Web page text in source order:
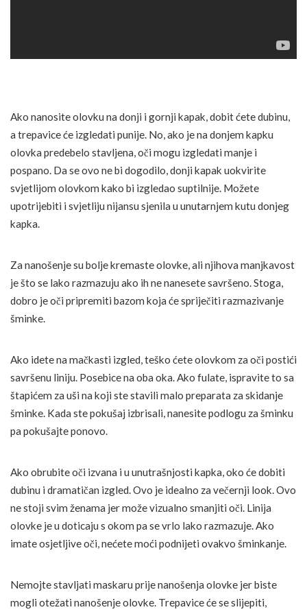
Ako nanosite olovku na donji i gornji kapak, dobit ćete dubinu,
a trepavice će izgledati punije. No, ako je na donjem kapku
olovka predebelo stavljena, oči mogu izgledati manje i
pospano. Da se ovo ne bi dogodilo, donji kapak uokvirite
svjetlijom olovkom kako bi izgledao suptilnije. Možete
upotrijebiti i svjetliju nijansu sjenila u unutarnjem kutu donjeg
kapka.
Za nanošenje su bolje kremaste olovke, ali njihova manjkavost
je što se lako razmazuju ako ih ne nanesete savršeno. Stoga,
dobro je oči pripremiti bazom koja će spriječiti razmazivanje
šminke.
Ako idete na mačkasti izgled, teško ćete olovkom za oči postići
savršenu liniju. Posebice na oba oka. Ako fulate, ispravite to sa
štapićem za uši na koji ste stavili malo preparata za skidanje
šminke. Kada ste pokušaj izbrisali, nanesite podlogu za šminku
pa pokušajte ponovo.
Ako obrubite oči izvana i u unutrašnjosti kapka, oko će dobiti
dubinu i dramatičan izgled. Ovo je idealno za večernji look. Ovo
ne stoji svim ženama jer može vizualno smanjiti oči. Linija
olovke je u doticaju s okom pa se vrlo lako razmazuje. Ako
imate osjetljive oči, nećete moći podnijeti ovakvo šminkanje.
Nemojte stavljati maskaru prije nanošenja olovke jer biste
mogli otežati nanošenje olovke. Trepavice će se slijepiti,